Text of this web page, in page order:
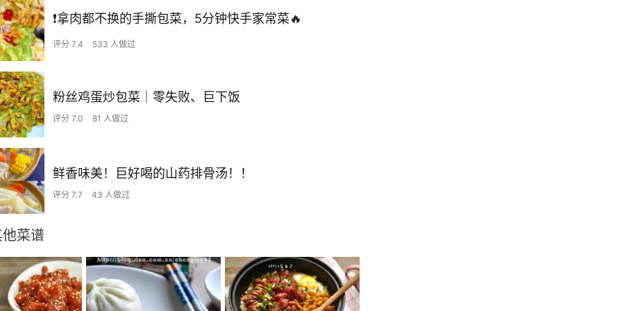
❗拿肉都不换的手撕包菜，5分钟快手家常菜🔥
评分 7.4 533 人做过
粉丝鸡蛋炒包菜｜零失败、巨下饭
评分 7.0 81 人做过
鲜香味美！巨好喝的山药排骨汤！！
评分 7.7 43 人做过
菜谱